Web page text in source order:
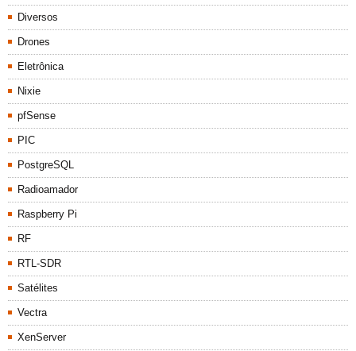
Diversos
Drones
Eletrônica
Nixie
pfSense
PIC
PostgreSQL
Radioamador
Raspberry Pi
RF
RTL-SDR
Satélites
Vectra
XenServer